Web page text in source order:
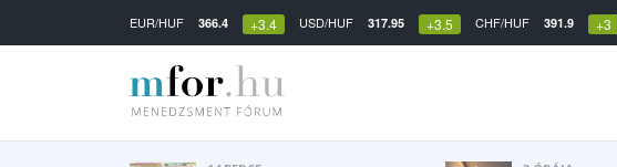
EUR/HUF 366.4 +3.4 USD/HUF 317.95 +3.5 CHF/HUF 391.9 +3